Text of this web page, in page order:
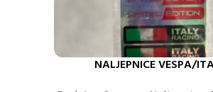
PROČITAJTE JOŠNALJEPNICE VESPA/